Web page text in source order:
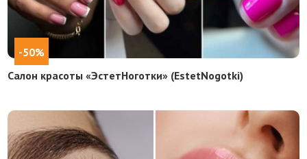
-50%
Салон красоты «ЭстетНоготки» (EstetNogotki)